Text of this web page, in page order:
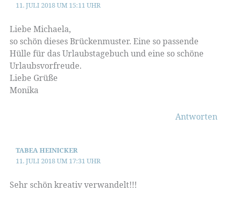
11. JULI 2018 UM 15:11 UHR
Liebe Michaela,
so schön dieses Brückenmuster. Eine so passende
Hülle für das Urlaubstagebuch und eine so schöne
Urlaubsvorfreude.
Liebe Grüße
Monika
Antworten
TABEA HEINICKER
11. JULI 2018 UM 17:31 UHR
Sehr schön kreativ verwandelt!!!